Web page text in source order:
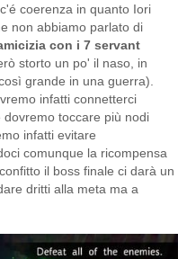
coerenza in quanto Iori
non abbiamo parlato di
con i 7 servant
storto un po' il naso, in
grande in una guerra).
infatti connetterci
toccare più nodi
infatti evitare
comunque la ricompensa
il boss finale ci darà un
dritti alla meta ma a